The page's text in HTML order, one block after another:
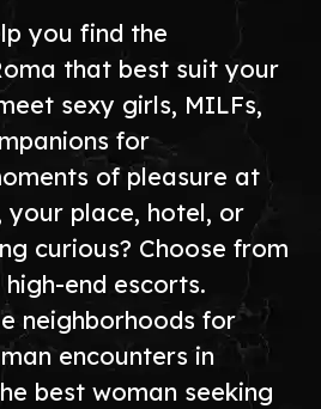
you find the
that best suit your
sexy girls, MILFs,
for
of pleasure at
place, hotel, or
curious? Choose from
end escorts.
neighborhoods for
encounters in
best woman seeking